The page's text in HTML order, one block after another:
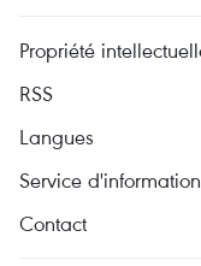
Propriété
RSS
Langues
Service d'information
Contact